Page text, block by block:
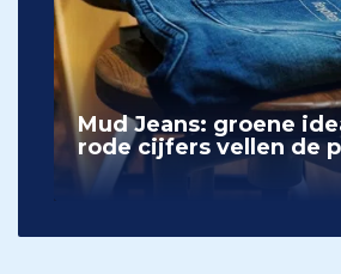
Mud Jeans: groene
rode cijfers vellen de